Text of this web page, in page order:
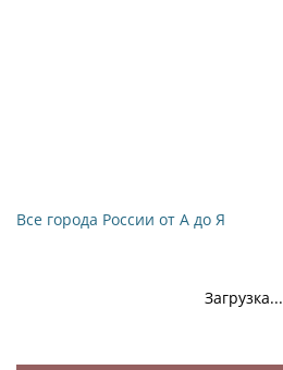
Все города России от А до Я
Загрузка...